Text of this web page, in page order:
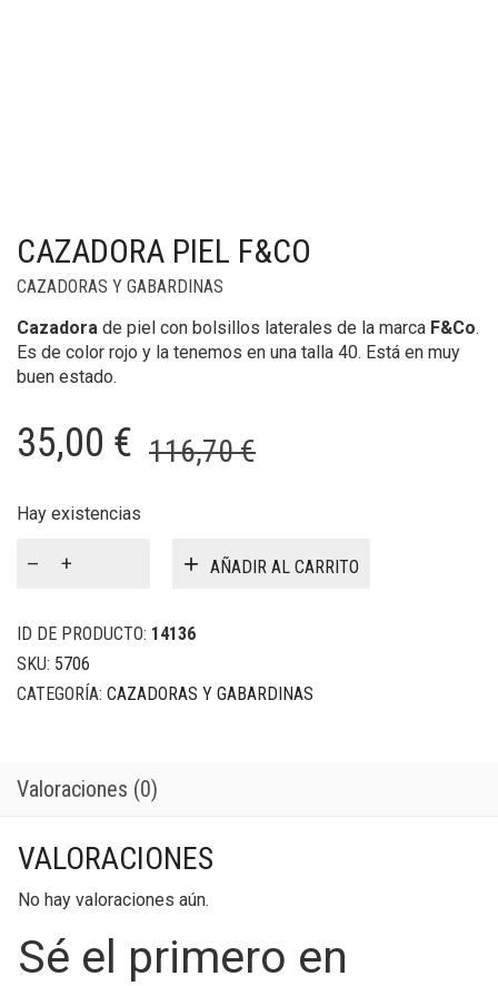
CAZADORA PIEL F&CO
CAZADORAS Y GABARDINAS
Cazadora de piel con bolsillos laterales de la marca F&Co.
Es de color rojo y la tenemos en una talla 40. Está en muy
buen estado.
116,70€El
era:
35,00 €
El
es:
Hay existencias
cantidad
AÑADIR AL CARRITO
ID DE PRODUCTO: 14136
SKU: 5706
CATEGORÍA: CAZADORAS Y GABARDINAS
Valoraciones (0)
VALORACIONES
No hay valoraciones aún.
Sé el primero en